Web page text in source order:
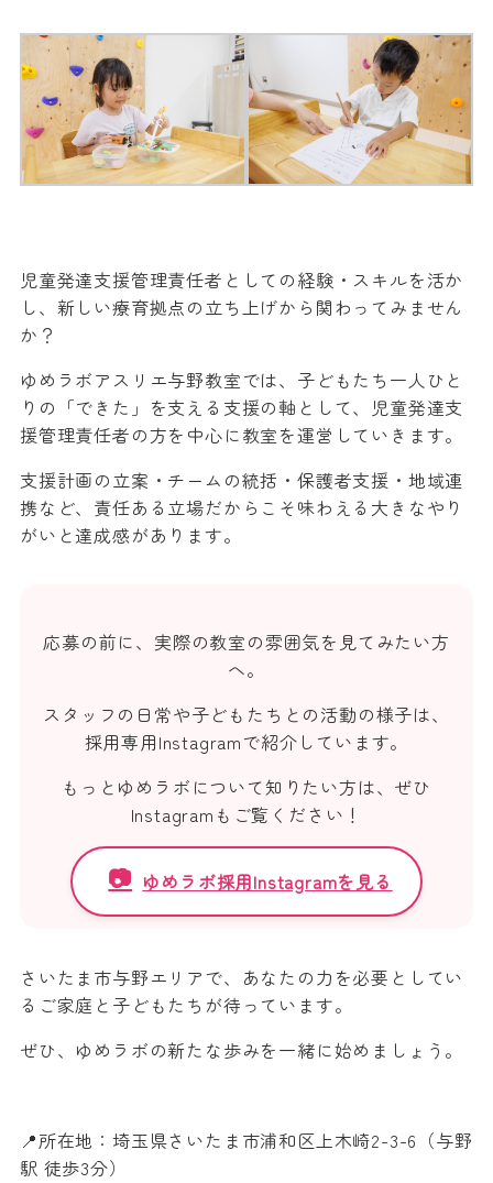
児童発達支援管理責任者としての経験・スキルを活か
し、新しい療育拠点の立ち上げから関わってみません
か？
ゆめラボアスリエ与野教室では、子どもたち一人ひと
りの「できた」を支える支援の軸として、児童発達支
援管理責任者の方を中心に教室を運営していきます。
支援計画の立案・チームの統括・保護者支援・地域連
携など、責任ある立場だからこそ味わえる大きなやり
がいと達成感があります。
応募の前に、実際の教室の雰囲気を見てみたい方
へ。
スタッフの日常や子どもたちとの活動の様子は、
採用専用Instagramで紹介しています。
もっとゆめラボについて知りたい方は、ぜひ
Instagramもご覧ください！
📷 ゆめラボ採用Instagramを見る
さいたま市与野エリアで、あなたの力を必要としてい
るご家庭と子どもたちが待っています。
ぜひ、ゆめラボの新たな歩みを一緒に始めましょう。
📍所在地：埼玉県さいたま市浦和区上木崎2-3-6（与野
駅 徒歩3分）